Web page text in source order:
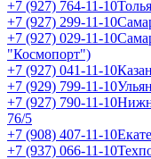
+7 (927) 764-11-10
+7 (927) 299-11-10
+7 (927) 029-11-10
"Космопорт")
+7 (927) 041-11-10
+7 (929) 799-11-10
+7 (927) 790-11-10
76/5
+7 (908) 407-11-10
+7 (937) 066-11-10